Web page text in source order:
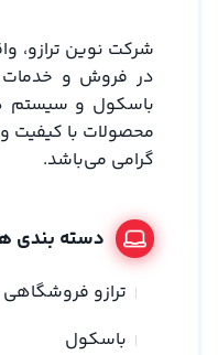
شرکت نوین ترازو،
در فروش و خدمات
باسکول و سیستم
محصولات با
گرامی می‌باشد.
دسته بندی
ترازو فروشگاهی
باسکول